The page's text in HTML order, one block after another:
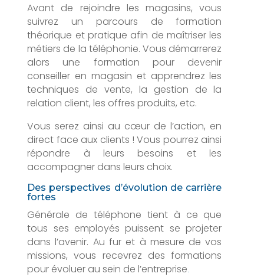
Avant de rejoindre les magasins, vous
suivrez un parcours de formation
théorique et pratique afin de maîtriser les
métiers de la téléphonie. Vous démarrerez
alors une formation pour devenir
conseiller en magasin et apprendrez les
techniques de vente, la gestion de la
relation client, les offres produits, etc.
Vous serez ainsi au cœur de l’action, en
direct face aux clients ! Vous pourrez ainsi
répondre à leurs besoins et les
accompagner dans leurs choix.
Des perspectives d’évolution de carrière
fortes
Générale de téléphone tient à ce que
tous ses employés puissent se projeter
dans l’avenir. Au fur et à mesure de vos
missions, vous recevrez des formations
pour évoluer au sein de l’entreprise